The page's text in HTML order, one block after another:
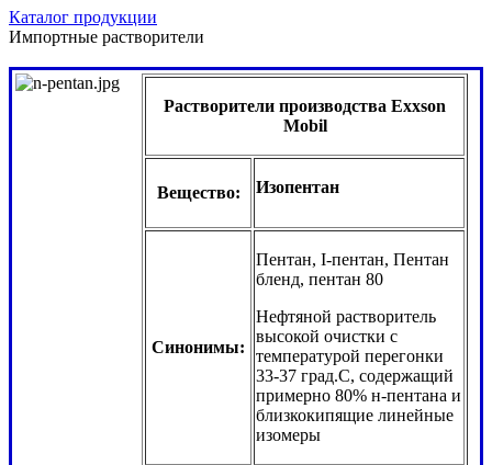
Каталог продукции
Импортные растворители
Растворители производства Exxson
Mobil
Вещество: Изопентан
Синонимы:
Пентан, I-пентан, Пентан
бленд, пентан 80
Нефтяной растворитель
высокой очистки с
температурой перегонки
33-37 град.С, содержащий
примерно 80% н-пентана и
близкокипящие линейные
изомеры